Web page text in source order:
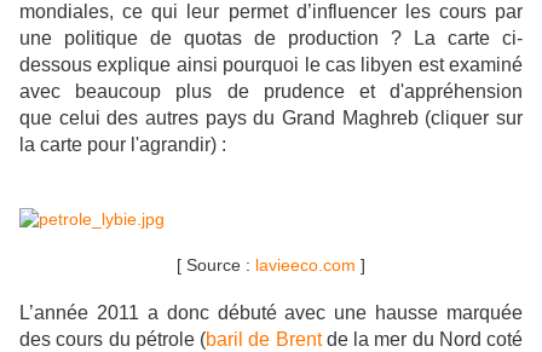
mondiales, ce qui leur permet d’influencer les cours par
une politique de quotas de production ? La carte ci-
dessous explique ainsi pourquoi le cas libyen est examiné
avec beaucoup plus de prudence et d'appréhension
que celui des autres pays du Grand Maghreb (cliquer sur
la carte pour l'agrandir) :
[ Source : lavieeco.com ]
L’année 2011 a donc débuté avec une hausse marquée
des cours du pétrole (baril de Brentde la mer du Nord coté